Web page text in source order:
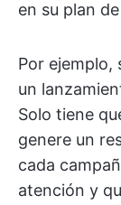
en su plan
Por ejemplo,
un
Solo tiene
genere un
cada
atención y